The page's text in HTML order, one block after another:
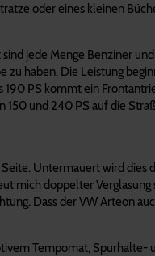
oder eines kleinen
jede Menge Benziner
haben. Die Leistung
PS kommt ein
und 240 PS auf die
Untermauert wird
doppelter
Dass der VW Arteon
Tempomat,